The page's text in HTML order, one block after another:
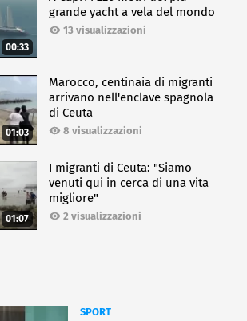
00:33
grande yacht a vela del mondo
13 visualizzazioni
01:03
Marocco, centinaia di migranti
arrivano nell'enclave spagnola
di Ceuta
8 visualizzazioni
01:07
I migranti di Ceuta: "Siamo
venuti qui in cerca di una vita
migliore"
2 visualizzazioni
SPORT